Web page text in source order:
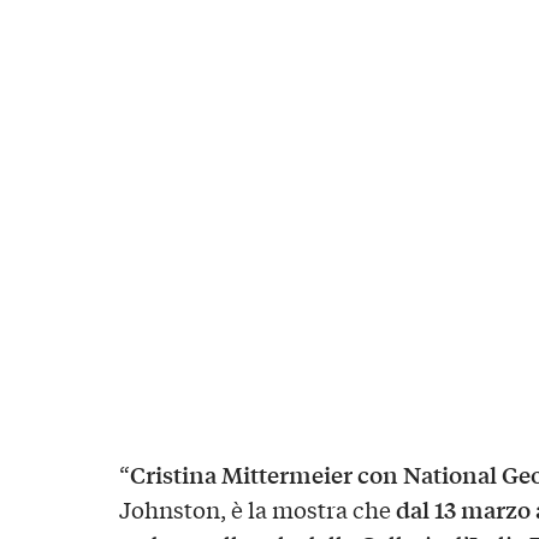
“Cristina Mittermeier con National
Johnston, è la mostra chedal 13 marzo